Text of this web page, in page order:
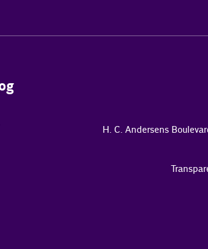
H. C. Andersens